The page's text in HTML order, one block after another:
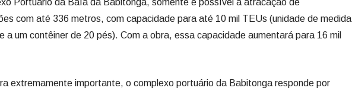
Portuário da Baía da Babitonga, somente é possível a atracação de
com até 336 metros, com capacidade para até 10 mil TEUs (unidade de medida
a um contêiner de 20 pés). Com a obra, essa capacidade aumentará para 16 mil
extremamente importante, o complexo portuário da Babitonga responde por